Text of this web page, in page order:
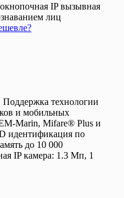
IP вызывная
лиц
технологии
и мобильных
Marin, Mifare® Plus и
идентификация по
до 10 000
IP камера: 1.3 Мп, 1